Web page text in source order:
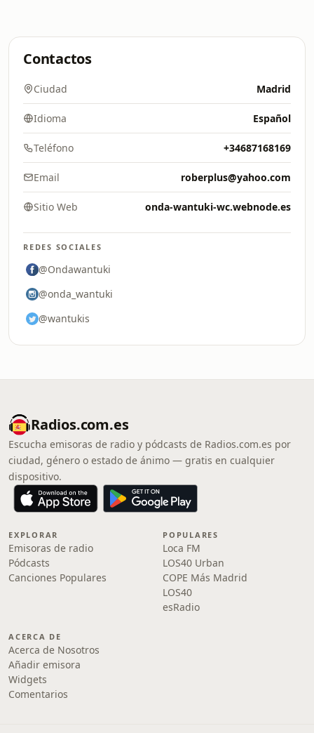
Contactos
Ciudad Madrid
Idioma Español
Teléfono +34687168169
Email roberplus@yahoo.com
Sitio Web onda-wantuki-wc.webnode.es
REDES SOCIALES
@Ondawantuki
@onda_wantuki
@wantukis
Radios.com.es
Escucha emisoras de radio y pódcasts de Radios.com.es por
ciudad, género o estado de ánimo — gratis en cualquier
dispositivo.
EXPLORAR
Emisoras de radio
Pódcasts
Canciones Populares
POPULARES
Loca FM
LOS40 Urban
COPE Más Madrid
LOS40
esRadio
ACERCA DE
Acerca de Nosotros
Añadir emisora
Widgets
Comentarios